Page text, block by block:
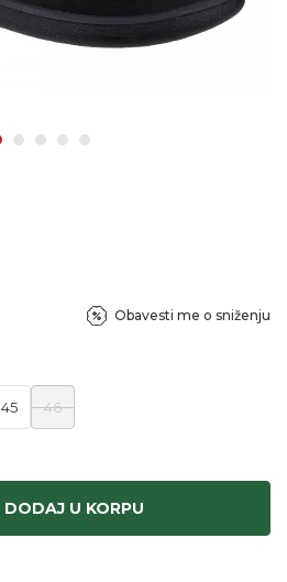
Obavesti me o sniženju
45 46
DODAJ U KORPU